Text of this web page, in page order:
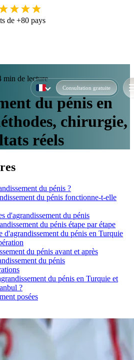
de +80 pays
Consultation gratuite
min de lecture
du pénis en
chirurgie,
réels
du pénis ?
du pénis fonctionne-t-elle
d'agrandissement du pénis
du pénis étape par étape
d'agrandissement du pénis en Turquie
du pénis avant et après
du pénis
du pénis en Turquie et
?
posées